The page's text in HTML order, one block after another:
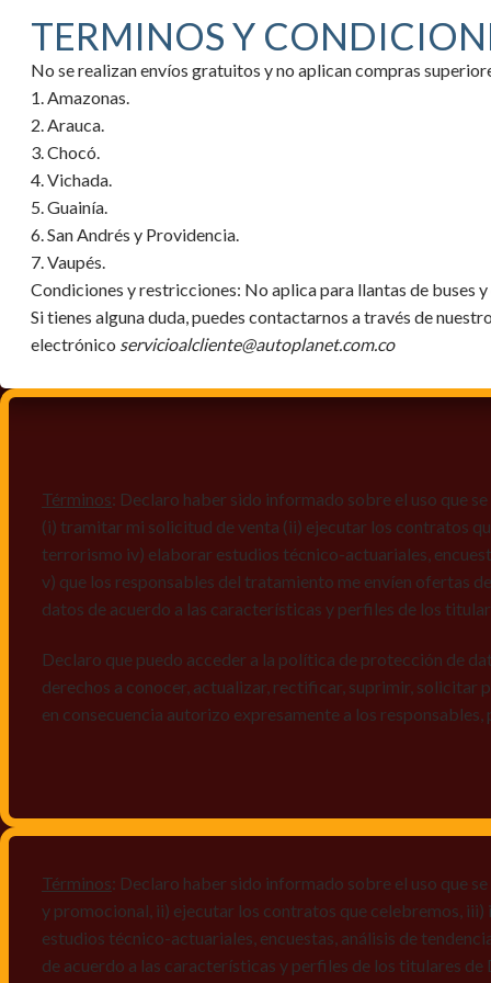
TERMINOS Y
No se realizan envíos gratuitos y no aplican compras
1. Amazonas.
2. Arauca.
3. Chocó.
4. Vichada.
5. Guainía.
6. San Andrés y Providencia.
7. Vaupés.
Condiciones y restricciones: No aplica para llantas de buses
Si tienes alguna duda, puedes contactarnos a través de
electrónico servicioalcliente@autoplanet.com.co
Términos: Declaro haber sido informado sobre el uso que
(i) tramitar mi solicitud de venta (ii) ejecutar los contratos
terrorismo iv) elaborar estudios técnico-actuariales,
v) que los responsables del tratamiento me envíen ofertas
datos de acuerdo a las características y perfiles de los
Declaro que puedo acceder a la política de protección de
derechos a conocer, actualizar, rectificar, suprimir, solicitar
en consecuencia autorizo expresamente a los
Términos: Declaro haber sido informado sobre el uso que
y promocional, ii) ejecutar los contratos que celebremos,
estudios técnico-actuariales, encuestas, análisis de
de acuerdo a las características y perfiles de los titulares